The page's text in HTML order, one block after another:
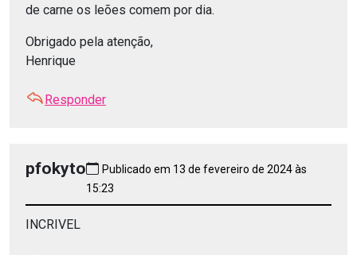
de carne os leões comem por dia.
Obrigado pela atenção,
Henrique
Responder
pfokyto
Publicado em 13 de fevereiro de 2024 às
15:23
INCRIVEL